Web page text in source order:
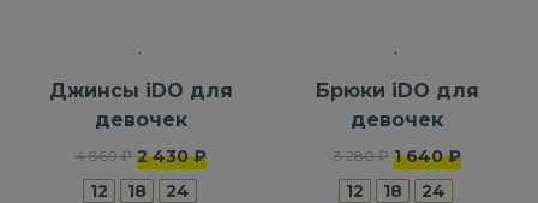
Джинсы iDO для
девочек
4 860 ₽ 2 430 ₽
12
18 24
Брюки iDO для
девочек
3 280 ₽ 1 640 ₽
12
18 24